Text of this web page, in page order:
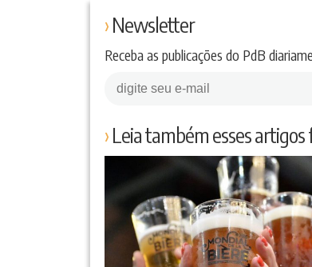
Newsletter
Receba as publicações do PdB
Leia também esses artigos